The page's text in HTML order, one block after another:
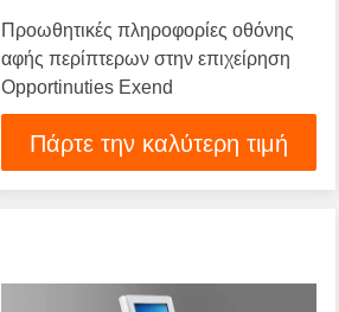
Προωθητικές πληροφορίες οθόνης
αφής περίπτερων στην επιχείρηση
Opportinuties Exend
Πάρτε την καλύτερη τιμή